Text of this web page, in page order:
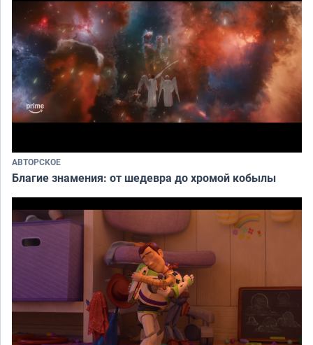
АВТОРСКОЕ
Благие знамения: от шедевра до хромой кобылы